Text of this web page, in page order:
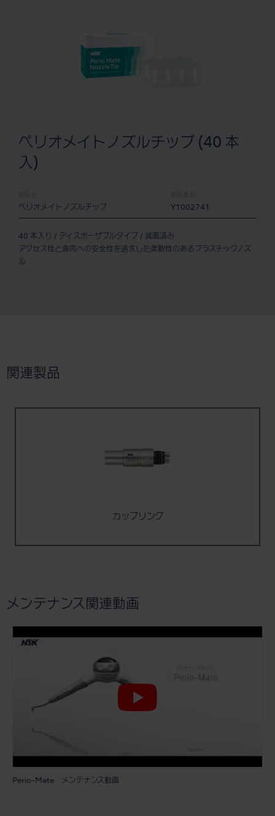
ペリオメイトノズルチップ (40 本
入)
ペリオメイトノズルチップ Y1002741
40 本入り / ディスポーザブルタイプ / 滅菌済み
アクセス性と歯肉への安全性を追求した柔軟性のあるプラスチックノズ
ル
関連製品
カップリング
メンテナンス関連動画
Perio-Mate メンテナンス動画